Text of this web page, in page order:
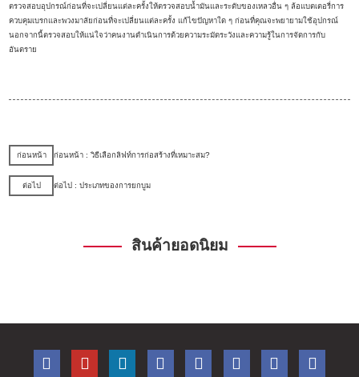
ตรวจสอบอุปกรณ์ก่อนที่จะเปลี่ยนแต่ละครั้งให้ตรวจสอบน้ำมันและระดับของเหลวอื่น ๆ ล้อแบตเตอรี่การ
ควบคุมเบรกและพวงมาลัยก่อนที่จะเปลี่ยนแต่ละครั้ง แก้ไขปัญหาใด ๆ ก่อนที่คุณจะพยายามใช้อุปกรณ์
นอกจากนี้ตรวจสอบให้แน่ใจว่าคนงานดำเนินการด้วยความระมัดระวังและความรู้ในการจัดการกับ
อันตราย
ก่อนหน้า ก่อนหน้า : วิธีเลือกลิฟท์การก่อสร้างที่เหมาะสม?
ต่อไป ต่อไป : ประเภทของการยกบูม
สินค้ายอดนิยม